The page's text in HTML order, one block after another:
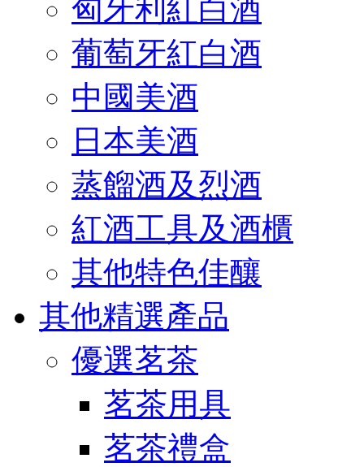
匈牙利紅白酒
葡萄牙紅白酒
中國美酒
日本美酒
蒸餾酒及烈酒
紅酒工具及酒櫃
其他特色佳釀
其他精選產品
優選茗茶
茗茶用具
茗茶禮盒